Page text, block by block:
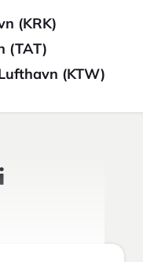
(KRK)
(TAT)
(KTW)